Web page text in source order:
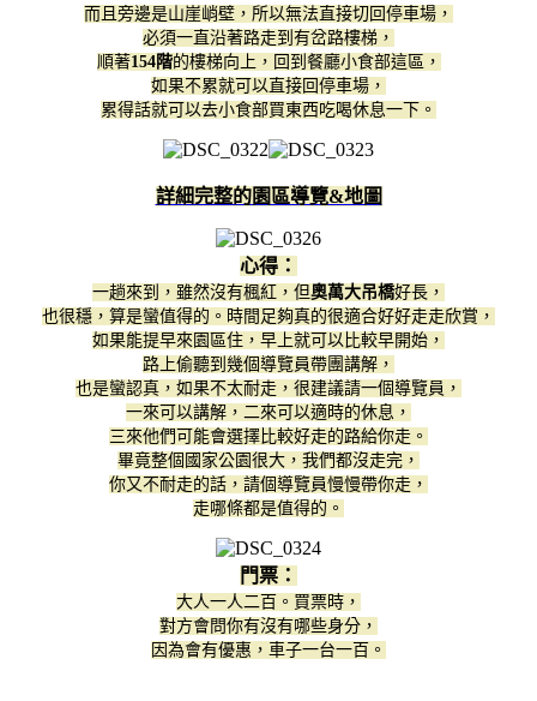
而且旁邊是山崖峭壁，所以無法直接切回停車場，
必須一直沿著路走到有岔路樓梯，
順著154階的樓梯向上，回到餐廳小食部這區，
如果不累就可以直接回停車場，
累得話就可以去小食部買東西吃喝休息一下。
詳細完整的園區導覽&地圖
心得：
一趟來到，雖然沒有楓紅，但奧萬大吊橋好長，
也很穩，算是蠻值得的。時間足夠真的很適合好好走走欣賞，
如果能提早來園區住，早上就可以比較早開始，
路上偷聽到幾個導覽員帶團講解，
也是蠻認真，如果不太耐走，很建議請一個導覽員，
一來可以講解，二來可以適時的休息，
三來他們可能會選擇比較好走的路給你走。
畢竟整個國家公園很大，我們都沒走完，
你又不耐走的話，請個導覽員慢慢帶你走，
走哪條都是值得的。
門票：
大人一人二百。買票時，
對方會問你有沒有哪些身分，
因為會有優惠，車子一台一百。